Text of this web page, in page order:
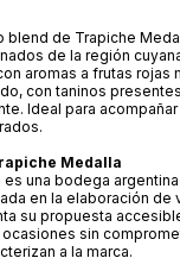
blend de Trapiche
de la región
aromas a frutas rojas
con taninos
Ideal para
Medalla
es una bodega
en la elaboración de
su propuesta
sin
a la marca.